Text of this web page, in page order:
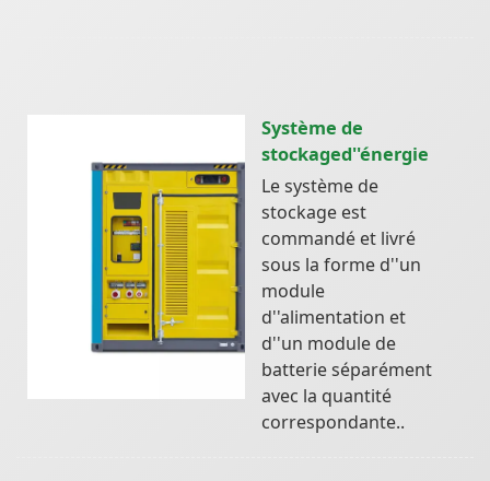
Système de
stockaged''énergie
Le système de
stockage est
commandé et livré
sous la forme d''un
module
d''alimentation et
d''un module de
batterie séparément
avec la quantité
correspondante..